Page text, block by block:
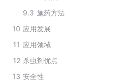
9.3 施药方法
10 应用发展
11 应用领域
12 杀虫剂优点
13 安全性